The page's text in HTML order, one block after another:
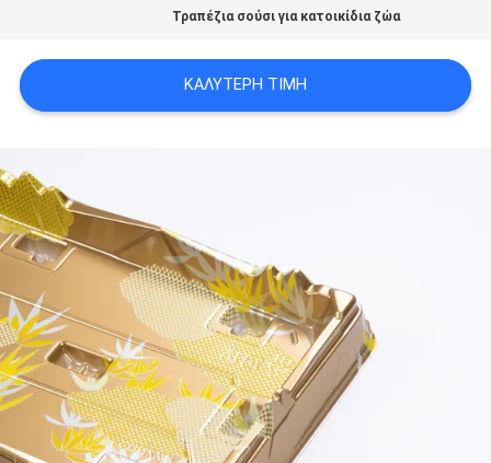
POLICY
Τραπέζια σούσι για κατοικίδια ζώα
ΚΑΛΎΤΕΡΗ ΤΙΜΉ